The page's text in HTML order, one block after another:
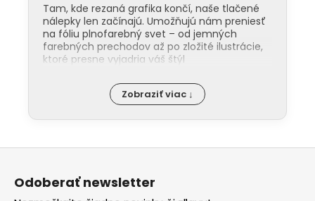
Tam, kde rezaná grafika končí, naše tlačené
nálepky len začínajú. Umožňujú nám preniesť
na fóliu plnofarebný svet – od jemných
farebných prechodov až po zložité ilustrácie,
ktoré presne vyjadria váš štýl
Odolnosť pod ochranou laminácie:
Kľúčom k dlhej životnosti našich nálepiek
rozdiel od bežných nálepiek, tie naše
slnku. Na našom YouTube kanáli vám
ukážeme rozdiel medzi matným a
Zobraziť viac ↓
Z
Odoberať newsletter